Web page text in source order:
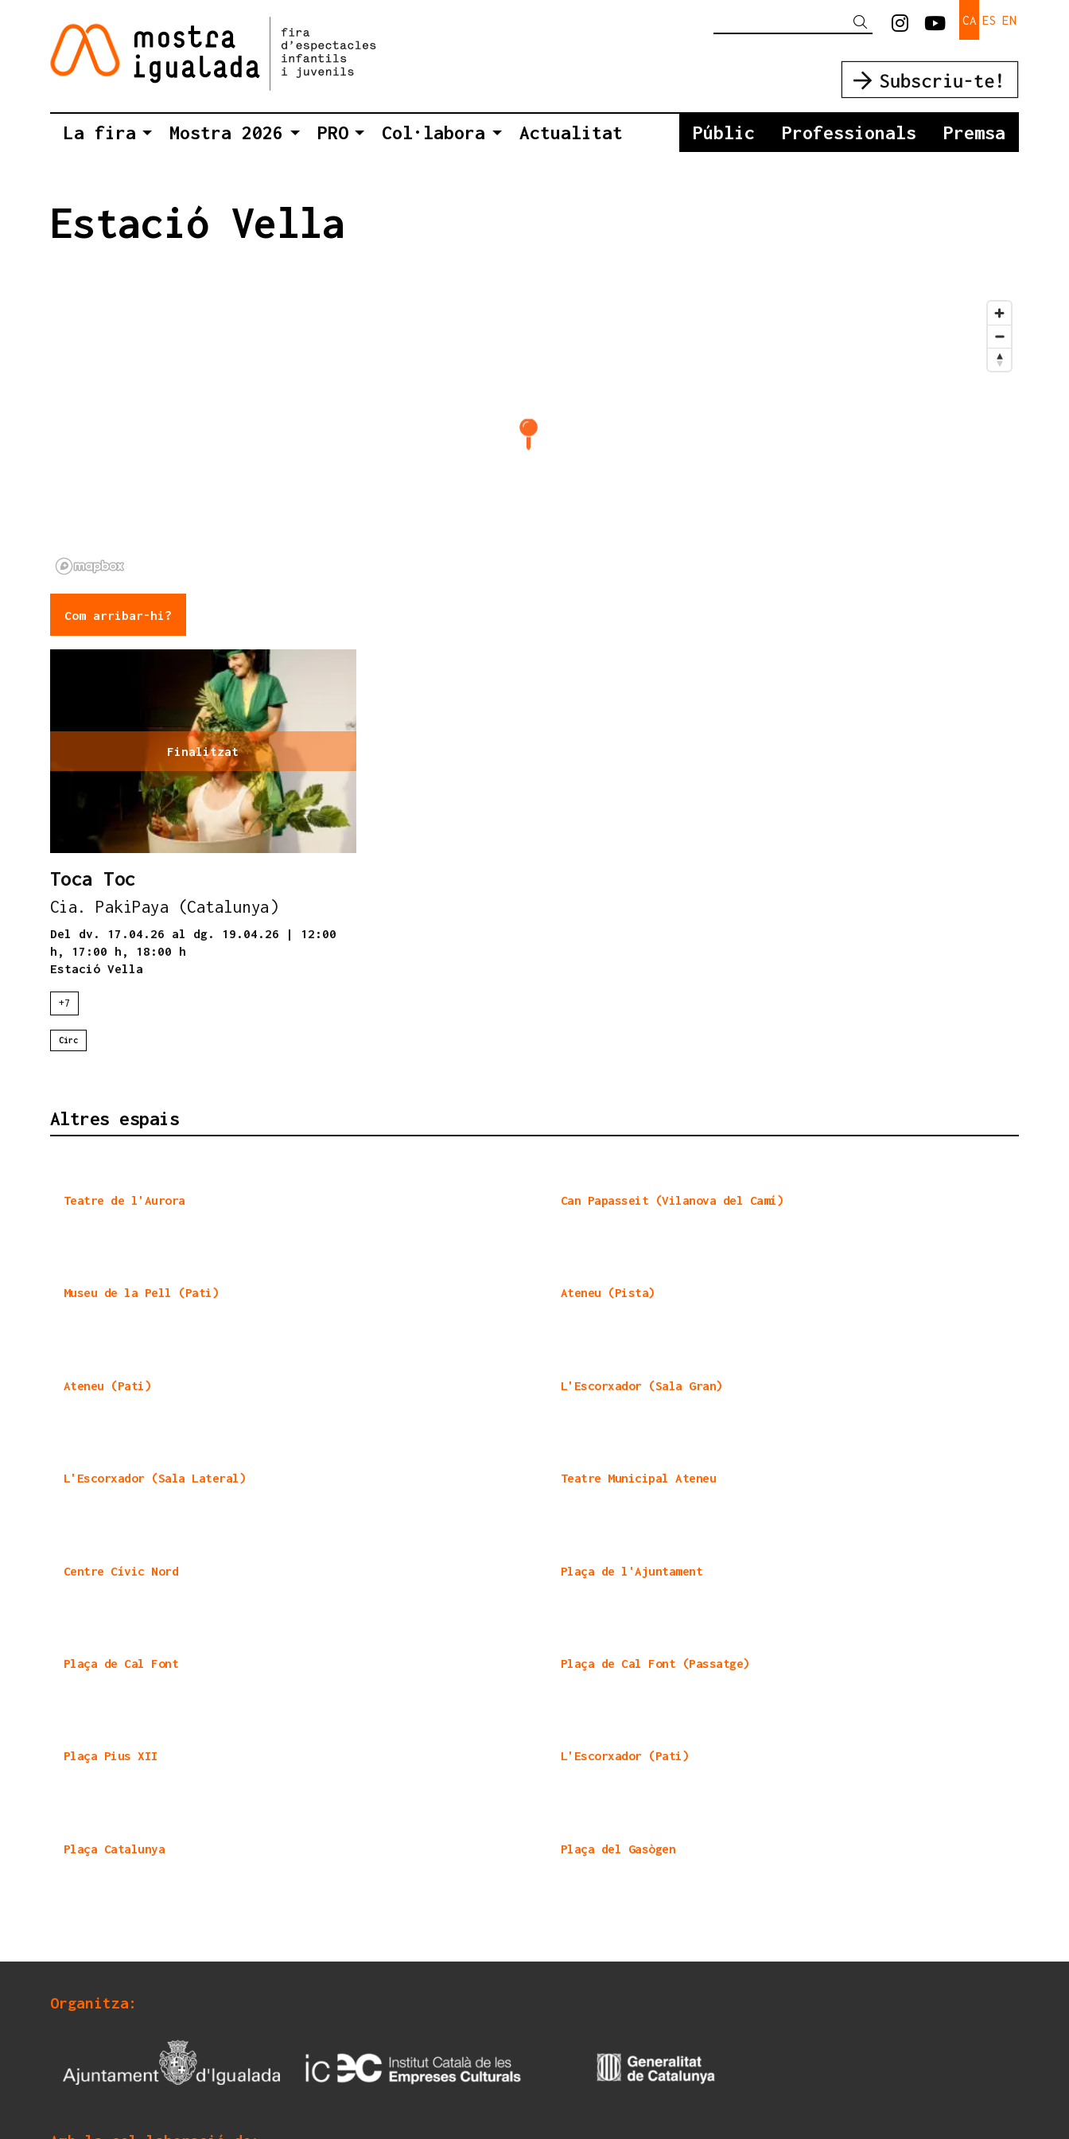
CA ES EN
Link a instagram
Link a
Cercar
La fira Mostra 2026 PRO Col·labora Actualitat Públic Professionals Premsa
Estació Vella
Com arribar-hi?
Finalitzat
Toca Toc
Cia. PakiPaya (Catalunya)
Del dv. 17.04.26 al dg. 19.04.26 | 12:00
h,
17:00 h,
18:00 h
Estació Vella
+7
Circ
Altres espais
Teatre de l'Aurora Can Papasseit (Vilanova del Camí)
Museu de la Pell (Pati) Ateneu (Pista)
Ateneu (Pati) L'Escorxador (Sala Gran)
L'Escorxador (Sala Lateral) Teatre Municipal Ateneu
Centre Cívic Nord Plaça de l'Ajuntament
Plaça de Cal Font Plaça de Cal Font (Passatge)
Plaça Pius XII L'Escorxador (Pati)
Plaça Catalunya Plaça del Gasògen
Organitza: